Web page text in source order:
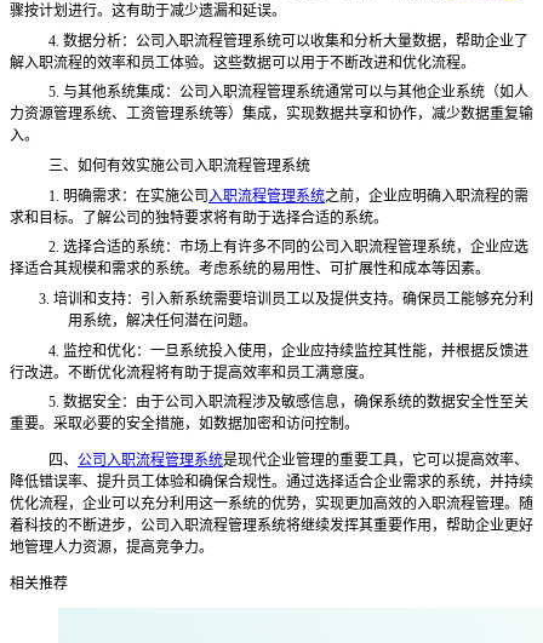
骤按计划进行。这有助于减少遗漏和延误。
4. 数据分析：公司入职流程管理系统可以收集和分析大量数据，帮助企业了
解入职流程的效率和员工体验。这些数据可以用于不断改进和优化流程。
5. 与其他系统集成：公司入职流程管理系统通常可以与其他企业系统（如人
力资源管理系统、工资管理系统等）集成，实现数据共享和协作，减少数据重复输
入。
三、如何有效实施公司入职流程管理系统
1. 明确需求：在实施公司 入职流程管理系统之前，企业应明确入职流程的需
求和目标。了解公司的独特要求将有助于选择合适的系统。
2. 选择合适的系统：市场上有许多不同的公司入职流程管理系统，企业应选
择适合其规模和需求的系统。考虑系统的易用性、可扩展性和成本等因素。
3. 培训和支持：引入新系统需要培训员工以及提供支持。确保员工能够充分利
用系统，解决任何潜在问题。
4. 监控和优化：一旦系统投入使用，企业应持续监控其性能，并根据反馈进
行改进。不断优化流程将有助于提高效率和员工满意度。
5. 数据安全：由于公司入职流程涉及敏感信息，确保系统的数据安全性至关
重要。采取必要的安全措施，如数据加密和访问控制。
四、 公司入职流程管理系统是现代企业管理的重要工具，它可以提高效率、
降低错误率、提升员工体验和确保合规性。通过选择适合企业需求的系统，并持续
优化流程，企业可以充分利用这一系统的优势，实现更加高效的入职流程管理。随
着科技的不断进步，公司入职流程管理系统将继续发挥其重要作用，帮助企业更好
地管理人力资源，提高竞争力。
相关推荐